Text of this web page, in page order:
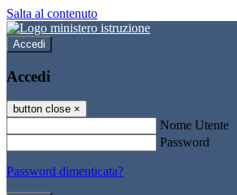
Salta al contenuto
Accedi
Accedi
button close ×
Nome Utente
Password
Password dimenticata?